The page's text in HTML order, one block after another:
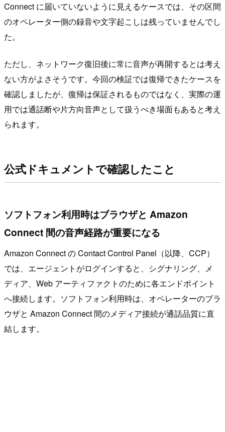
Connect に届いていないように見えるケースでは、その区間
のオペレーター側の録音や文字起こしは残っていませんでし
た。
ただし、ネットワーク復旧後に常に音声が再開するとは考え
ない方がよさそうです。今回の検証では復帰できたケースを
確認しましたが、復帰は保証されるものではなく、実際の運
用では通話断や片方向音声として扱うべき場面もあると考え
られます。
公式ドキュメントで確認したこと
ソフトフォン利用時はブラウザと Amazon
Connect 間の音声経路が重要になる
Amazon Connect の Contact Control Panel（以降、CCP）
では、エージェントがログインすると、シグナリング、メ
ディア、Web アーティファクトのために各エンドポイント
へ接続します。ソフトフォン利用時は、オペレーターのブラ
ウザと Amazon Connect 間のメディア接続が通話品質に直
結します。